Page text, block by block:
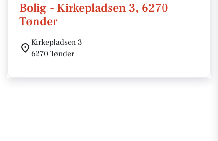
Bolig - Kirkepladsen 3, 6270
Tønder
Kirkepladsen 3
6270 Tønder